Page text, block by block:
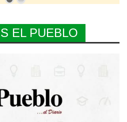
EL PUEBLO